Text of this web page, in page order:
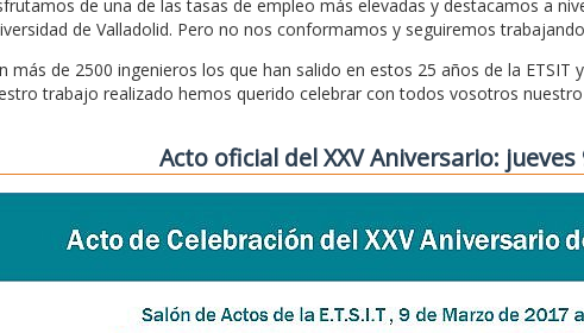
de una de las tasas de empleo más elevadas y destacamos a
de Valladolid. Pero no nos conformamos y seguiremos
más de 2500 ingenieros los que han salido en estos 25 años de la
trabajo realizado hemos querido celebrar con todos vosotros
Acto oficial del XXV Aniversario: